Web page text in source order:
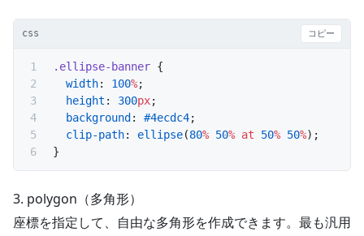
css コピー
.ellipse-banner {
  width
: 100%;
  height
: 300px;
  background
: #4ecdc4;
  clip-path
: ellipse(80% 50% at 50% 50%);
}
3. polygon（多角形）
座標を指定して、自由な多角形を作成できます。最も汎用